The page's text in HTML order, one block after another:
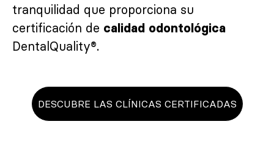
tranquilidad que proporciona su
certificación de calidad odontológica
DentalQuality®.
DESCUBRE LAS CLÍNICAS CERTIFICADAS